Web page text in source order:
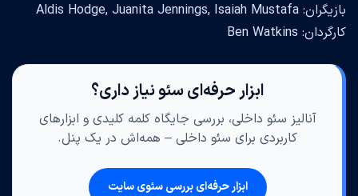
بازیگران: Aldis Hodge, Juanita Jennings, Isaiah Mustafa
کارگردان: Ben Watkins
ابزار حرفه‌ای سئو نیاز داری؟
آنالیز سئو داخلی، بررسی جایگاه کلمه کلیدی و ابزارهای
کاربردی برای سئو داخلی – همه‌اش در یک پنل.
ابزار حرفه‌ای بررسی سئوی سایت